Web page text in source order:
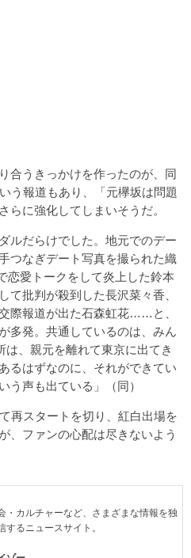
合うきっかけを作ったのが、同
う報道もあり、「元欅坂は問題
らに強化してしまいそうだ。
ルだらけでした。地元でのデー
つなぎデート写真を撮られた織
恋愛トークをして炎上した鈴本
て批判が殺到した長沢菜々香、
際報道が出た石森虹花……と、
多発。共通しているのは、みん
は、親元を離れて東京に出てき
るはずなのに、それができてい
う声も出ている」（同）
再スタートを切り、紅白出場を
、ファンの心配は尽きないよう
・カルチャーなど、さまざまな情報を独
するニュースサイト。